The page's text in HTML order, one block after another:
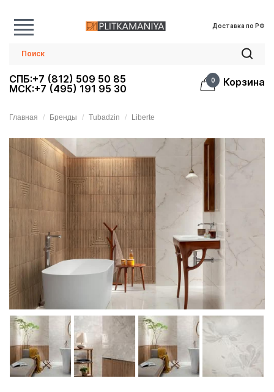
Доставка по РФ
СПБ:+7 (812) 509 50 85
МСК:+7 (495) 191 95 30
0 Корзина
Главная Бренды Tubadzin Liberte